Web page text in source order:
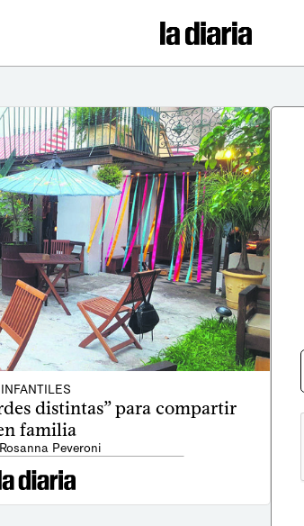
INFANTILES
distintas” para compartir
familia
Peveroni